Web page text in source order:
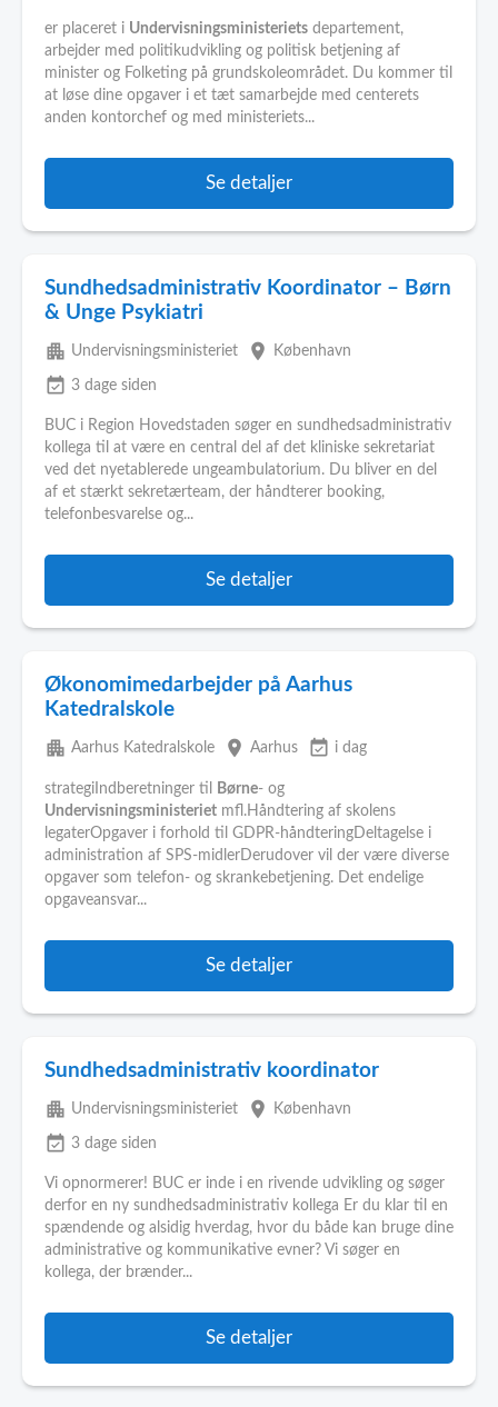
er placeret i Undervisningsministeriets departement,
arbejder med politikudvikling og politisk betjening af
minister og Folketing på grundskoleområdet. Du kommer til
at løse dine opgaver i et tæt samarbejde med centerets
anden kontorchef og med ministeriets...
Se detaljer
Sundhedsadministrativ Koordinator – Børn
& Unge Psykiatri
apartment Undervisningsministeriet place København
event_available 3 dage siden
BUC i Region Hovedstaden søger en sundhedsadministrativ
kollega til at være en central del af det kliniske sekretariat
ved det nyetablerede ungeambulatorium. Du bliver en del
af et stærkt sekretærteam, der håndterer booking,
telefonbesvarelse og...
Se detaljer
Økonomimedarbejder på Aarhus
Katedralskole
apartment Aarhus Katedralskole place Aarhus event_available i dag
strategiIndberetninger til Børne- og
Undervisningsministeriet mfl.Håndtering af skolens
legaterOpgaver i forhold til GDPR-håndteringDeltagelse i
administration af SPS-midlerDerudover vil der være diverse
opgaver som telefon- og skrankebetjening. Det endelige
opgaveansvar...
Se detaljer
Sundhedsadministrativ koordinator
apartment Undervisningsministeriet place København
event_available 3 dage siden
Vi opnormerer! BUC er inde i en rivende udvikling og søger
derfor en ny sundhedsadministrativ kollega Er du klar til en
spændende og alsidig hverdag, hvor du både kan bruge dine
administrative og kommunikative evner? Vi søger en
kollega, der brænder...
Se detaljer